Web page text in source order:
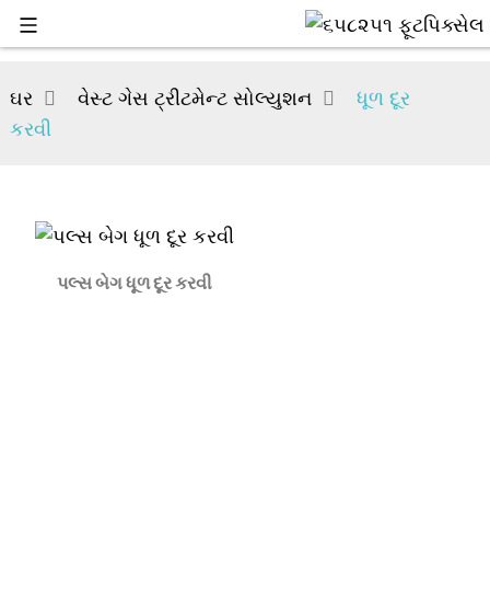
ઘર વેસ્ટ ગેસ ટ્રીટમેન્ટ સોલ્યુશન
ધૂળ દૂર
કરવી
પલ્સ બેગ ધૂળ દૂર કરવી